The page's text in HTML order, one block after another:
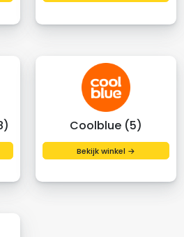
Coolblue (5)
Bekijk winkel →